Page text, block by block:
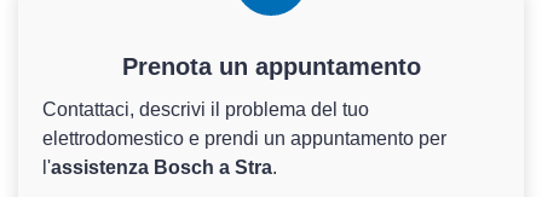
Prenota un appuntamento
Contattaci, descrivi il problema del tuo
elettrodomestico e prendi un appuntamento per
l'assistenza Bosch a Stra.